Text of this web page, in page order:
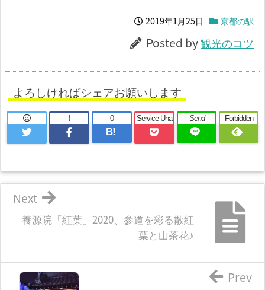
2019年1月25日 京都の駅
Posted by観光のコツ
よろしければシェアお願いします
!
B!
0 Service Una Send Forbidden
養源院「紅葉」2020、参道を彩る散紅
葉と山茶花♪
Next
Prev